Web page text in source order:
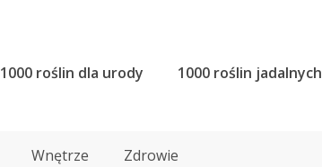
1000 roślin dla urody 1000 roślin jadalnych
Wnętrze Zdrowie